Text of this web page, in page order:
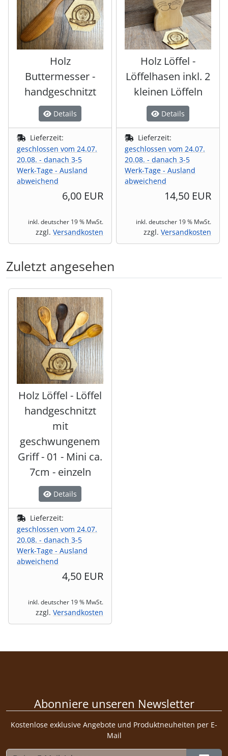
Holz
Buttermesser -
handgeschnitzt
Details
Lieferzeit:
geschlossen vom 24.07.
20.08. - danach 3-5
Werk-Tage - Ausland
abweichend
6,00 EUR
inkl. deutscher 19 % MwSt.
zzgl. Versandkosten
Holz Löffel -
Löffelhasen inkl. 2
kleinen Löffeln
Details
Lieferzeit:
geschlossen vom 24.07.
20.08. - danach 3-5
Werk-Tage - Ausland
abweichend
14,50 EUR
inkl. deutscher 19 % MwSt.
zzgl. Versandkosten
Zuletzt angesehen
Es folgt ein Produktslider - navigieren Sie mit der Tab-
Holz Löffel - Löffel
handgeschnitzt
mit
geschwungenem
Griff - 01 - Mini ca.
7cm - einzeln
Details
Lieferzeit:
geschlossen vom 24.07.
20.08. - danach 3-5
Werk-Tage - Ausland
abweichend
4,50 EUR
inkl. deutscher 19 % MwSt.
zzgl. Versandkosten
Abonniere unseren Newsletter
Kostenlose exklusive Angebote und Produktneuheiten per E-
Mail